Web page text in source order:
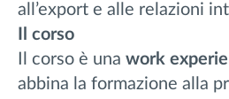
all’export e alle relazioni
Il corso
Il corso è una work
abbina la formazione alla